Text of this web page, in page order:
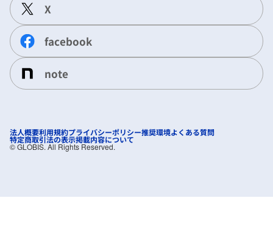
X
facebook
note
法人概要利用規約プライバシーポリシー推奨環境よくある質問
特定商取引法の表示掲載内容について
©︎ GLOBIS. All Rights Reserved.